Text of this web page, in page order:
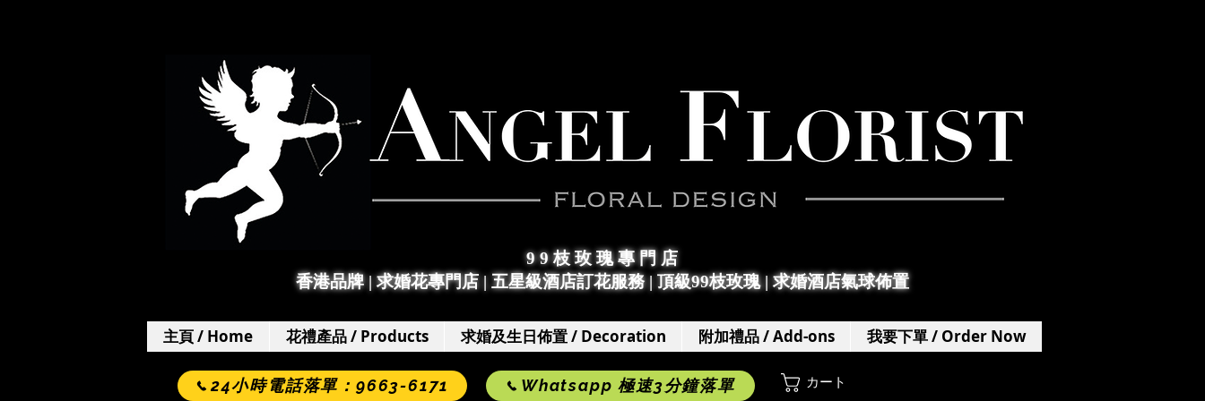
9 9 枝 玫 瑰 專 門 店
香港品牌 | 求婚花專門店| 五星級酒店訂花服務 | 頂級99枝玫瑰 |求婚酒店氣球佈置
主頁 / Home 花禮產品 / Products 求婚及生日佈置 / Decoration 附加禮品 / Add-ons 我要下單 / Order Now
24小時電話落單：9663-6171 Whatsapp 極速3分鐘落單 カート